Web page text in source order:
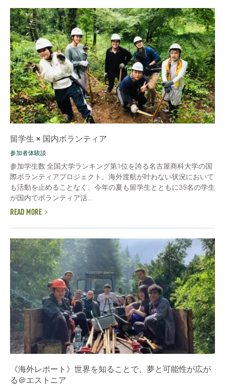
留学生 × 国内ボランティア
参加者体験談
参加学生数 全国大学ランキング第1位を誇る名古屋商科大学の国
際ボランティアプロジェクト。海外渡航が叶わない状況において
も活動を止めることなく、今年の夏も留学生とともに35名の学生
が国内でボランティア活...
READ MORE
《海外レポート》世界を知ることで、夢と可能性が広が
る＠エストニア